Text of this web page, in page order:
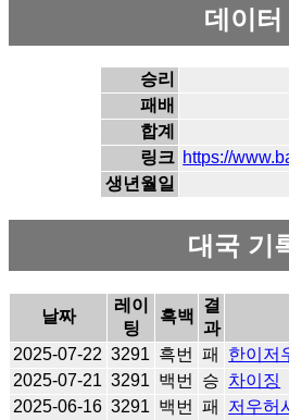
데이터
승리
패배
합계
링크 https://
생년월일
대국 기
날짜
레이
팅
흑백
결
과
2025-07-22 3291 흑번 패 한이저
2025-07-21 3291 백번 승 차이징
2025-06-16 3291 백번 패 저우허